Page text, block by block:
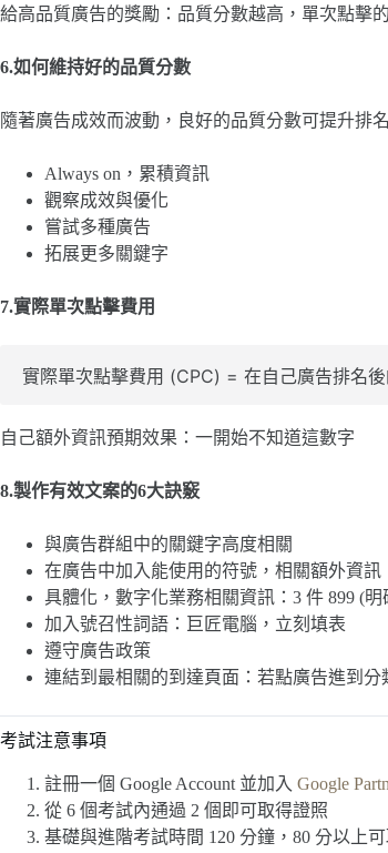
給高品質廣告的獎勵：品質分數越高，單次點擊
6.如何維持好的品質分數
隨著廣告成效而波動，良好的品質分數可提升排
Always on，累積資訊
觀察成效與優化
嘗試多種廣告
拓展更多關鍵字
7.實際單次點擊費用
實際單次點擊費用 (CPC) = 在自己廣告排名
自己額外資訊預期效果：一開始不知道這數字
8.製作有效文案的6大訣竅
與廣告群組中的關鍵字高度相關
在廣告中加入能使用的符號，相關額外資訊
具體化，數字化業務相關資訊：3 件 899 (
加入號召性詞語：巨匠電腦，立刻填表
遵守廣告政策
連結到最相關的到達頁面：若點廣告進到
考試注意事項
註冊一個 Google Account 並加入 Google
從 6 個考試內通過 2 個即可取得證照
基礎與進階考試時間 120 分鐘，80 分以上